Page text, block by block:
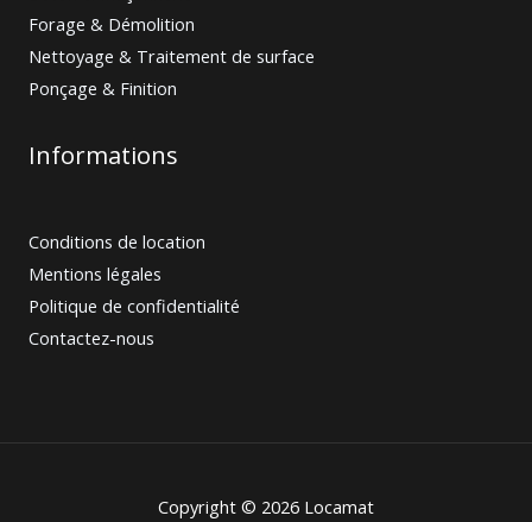
Forage & Démolition
Nettoyage & Traitement de surface
Ponçage & Finition
Informations
Conditions de location
Mentions légales
Politique de confidentialité
Contactez-nous
Copyright © 2026 Locamat